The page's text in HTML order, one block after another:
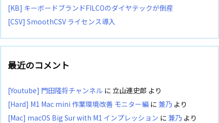
[KB] キーボードブランドFILCOのダイヤテックが倒産
[CSV] SmoothCSV ライセンス導入
最近のコメント
[Youtube] 門田隆将チャンネル に 立山連史郎 より
[Hard] M1 Mac mini 作業環境改善 モニター編 に 兼乃 より
[Mac] macOS Big Sur with M1 インプレッション に 兼乃 より